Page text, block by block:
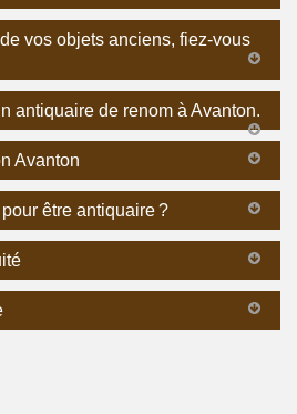
vos objets anciens, fiez-vous
antiquaire de renom à Avanton.
Avanton
être antiquaire ?